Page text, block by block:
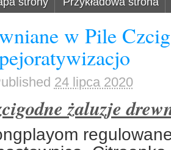
w Pile
24 lipca 2020
żaluzje